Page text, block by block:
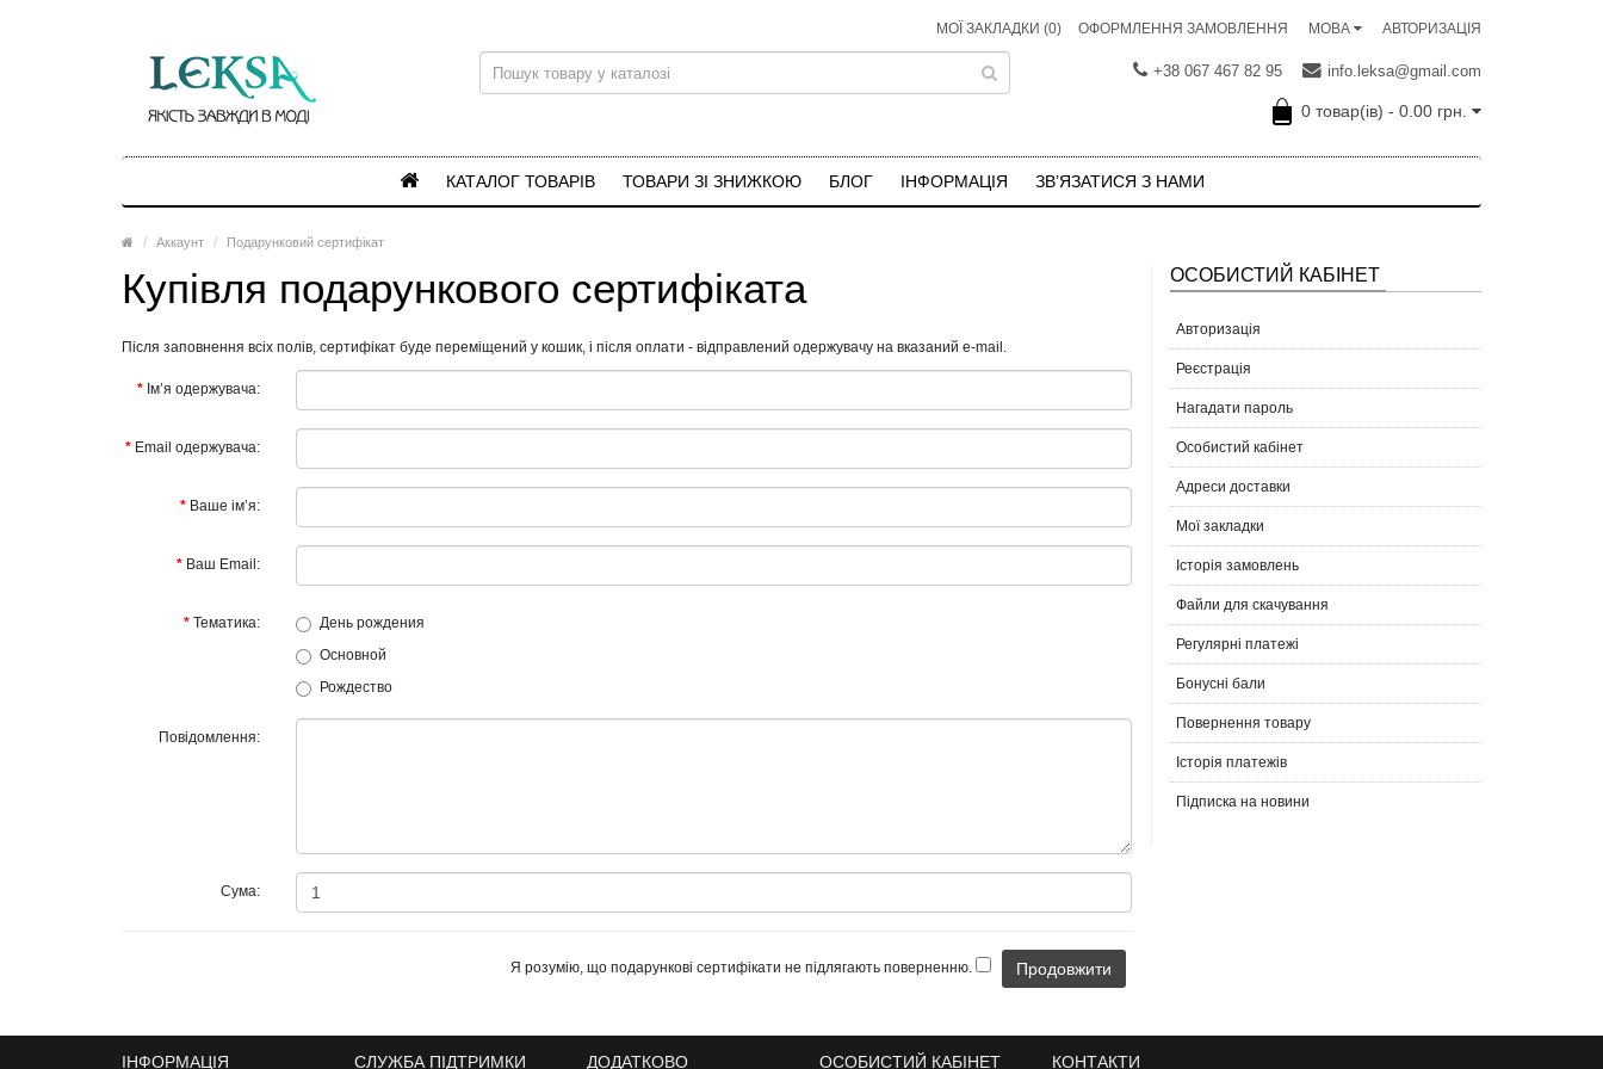
АВТОРИЗАЦІЯ
МОЇ ЗАКЛАДКИ (0) ОФОРМЛЕННЯ ЗАМОВЛЕННЯ МОВА
+38 067 467 82 95 info.leksa@gmail.com
0 товар(ів) - 0.00 грн.
КАТАЛОГ ТОВАРІВ ТОВАРИ ЗІ ЗНИЖКОЮ БЛОГ ІНФОРМАЦІЯ ЗВ’ЯЗАТИСЯ З НАМИ
Аккаунт Подарунковий сертифікат
Купівля подарункового сертифіката
Після заповнення всіх полів, сертифікат буде переміщений у кошик, і після оплати - відправлений одержувачу на вказаний e-mail.
Ім’я одержувача:
Email одержувача:
Ваше ім’я:
Ваш Email:
Тематика:
День рождения
Основной
Рождество
Повідомлення:
Сума:
Я розумію, що подарункові сертифікати не підлягають поверненню.
ОСОБИСТИЙ КАБІНЕТ
Авторизація
Реєстрація
Нагадати пароль
Особистий кабінет
Адреси доставки
Мої закладки
Історія замовлень
Файли для скачування
Регулярні платежі
Бонусні бали
Повернення товару
Історія платежів
Підписка на новини
ІНФОРМАЦІЯ СЛУЖБА ПІДТРИМКИ ДОДАТКОВО ОСОБИСТИЙ КАБІНЕТ КОНТАКТИ